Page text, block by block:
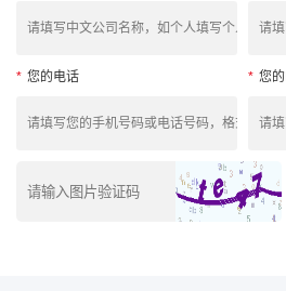
* 您的电话 * 您